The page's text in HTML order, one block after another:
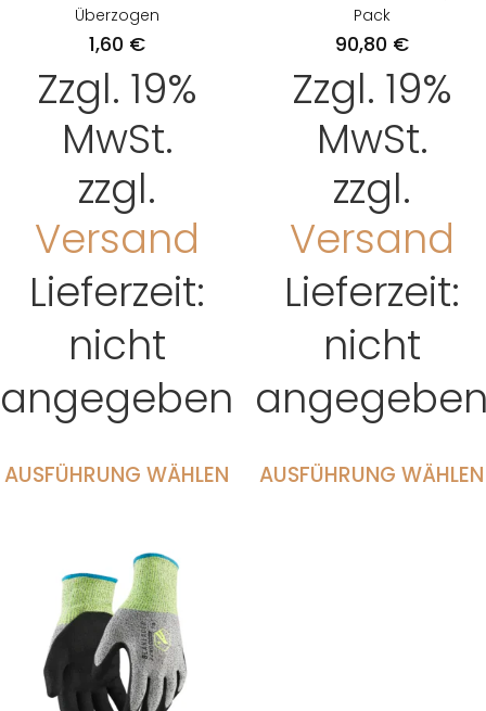
Überzogen
1,60 €
Zzgl. 19%
MwSt.
zzgl.
Versand
Lieferzeit:
nicht
angegeben
AUSFÜHRUNG WÄHLEN
Pack
90,80 €
Zzgl. 19%
MwSt.
zzgl.
Versand
Lieferzeit:
nicht
AUSFÜHRUNG WÄHLEN